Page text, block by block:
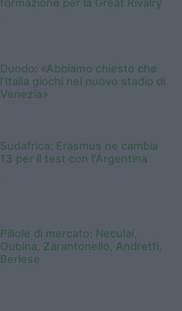
formazione per la Great Rivalry
Duodo: «Abbiamo chiesto che
l’Italia giochi nel nuovo stadio di
Venezia»
Sudafrica: Erasmus ne cambia
13 per il test con l'Argentina
Pillole di mercato: Neculai,
Oubina, Zarantonello, Andretti,
Berlese